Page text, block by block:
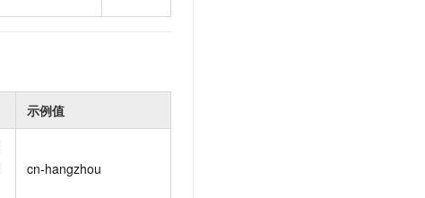
示例值
cn-hangzhou